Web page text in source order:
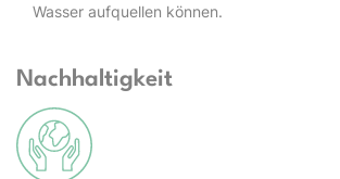
Wasser aufquellen können.
Nachhaltigkeit